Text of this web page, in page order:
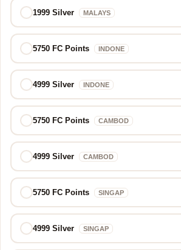
1999 Silver MALAYS
5750 FC Points INDONE
4999 Silver INDONE
5750 FC Points CAMBOD
4999 Silver CAMBOD
5750 FC Points SINGAP
4999 Silver SINGAP